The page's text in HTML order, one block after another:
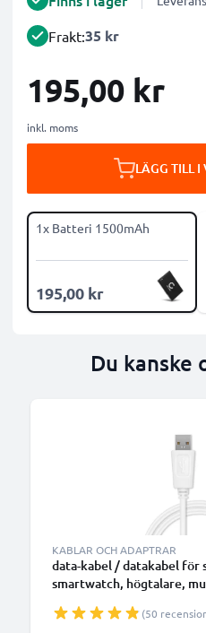
Frakt:35 kr
195,00 kr
inkl. moms
LÄGG TILL I
1x Batteri 1500mAh
195,00 kr
Du kanske
KABLAR OCH ADAPTRAR
data-kabel / datakabel för
smartwatch, högtalare,
(50